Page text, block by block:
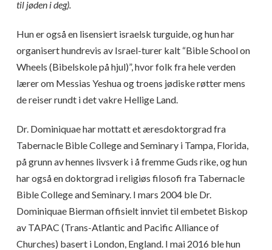
til jøden i deg).
Hun er også en lisensiert israelsk turguide, og hun har
organisert hundrevis av Israel-turer kalt “Bible School on
Wheels (Bibelskole på hjul)”, hvor folk fra hele verden
lærer om Messias Yeshua og troens jødiske røtter mens
de reiser rundt i det vakre Hellige Land.
Dr. Dominiquae har mottatt et æresdoktorgrad fra
Tabernacle Bible College and Seminary i Tampa, Florida,
på grunn av hennes livsverk i å fremme Guds rike, og hun
har også en doktorgrad i religiøs filosofi fra Tabernacle
Bible College and Seminary. I mars 2004 ble Dr.
Dominiquae Bierman offisielt innviet til embetet Biskop
av TAPAC (Trans-Atlantic and Pacific Alliance of
Churches) basert i London, England. I mai 2016 ble hun